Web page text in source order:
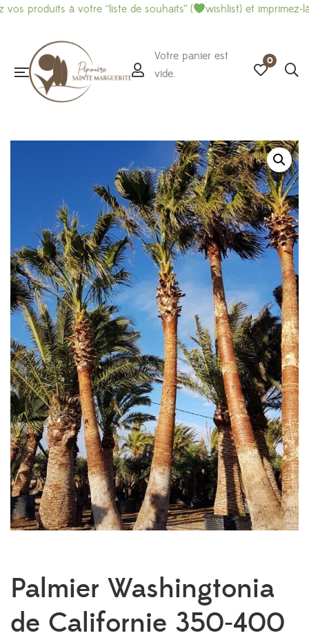
à votre “liste de souhaits” ( wishlist) et imprimez-là pour
Votre panier est
vide.
0
Palmier Washingtonia
de Californie 350-400